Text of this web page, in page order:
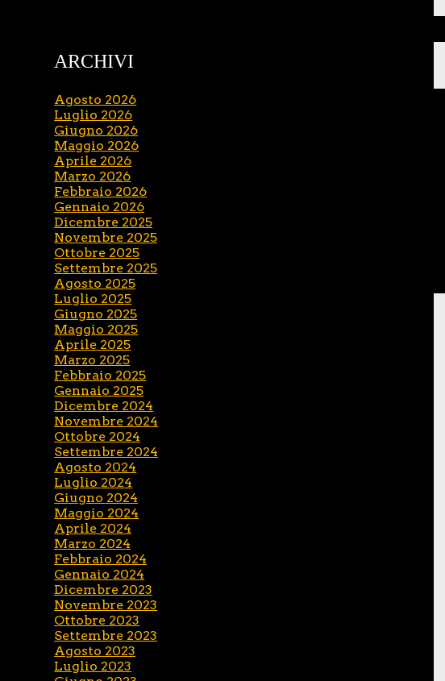
ARCHIVI
Agosto 2026
Luglio 2026
Giugno 2026
Maggio 2026
Aprile 2026
Marzo 2026
Febbraio 2026
Gennaio 2026
Dicembre 2025
Novembre 2025
Ottobre 2025
Settembre 2025
Agosto 2025
Luglio 2025
Giugno 2025
Maggio 2025
Aprile 2025
Marzo 2025
Febbraio 2025
Gennaio 2025
Dicembre 2024
Novembre 2024
Ottobre 2024
Settembre 2024
Agosto 2024
Luglio 2024
Giugno 2024
Maggio 2024
Aprile 2024
Marzo 2024
Febbraio 2024
Gennaio 2024
Dicembre 2023
Novembre 2023
Ottobre 2023
Settembre 2023
Agosto 2023
Luglio 2023